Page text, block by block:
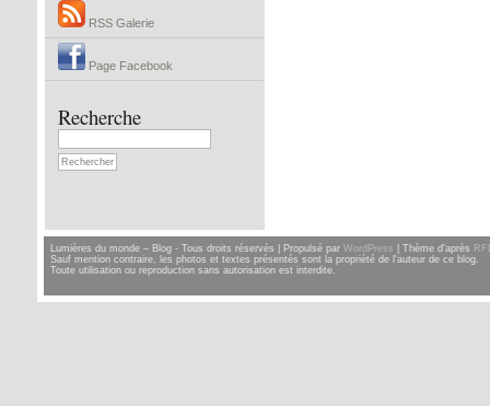
RSS Galerie
Page Facebook
Recherche
Lumières du monde – Blog - Tous droits réservés | Propulsé par WordPress | Thème d'après
Sauf mention contraire, les photos et textes présentés sont la propriété de l'auteur de ce blog.
Toute utilisation ou reproduction sans autorisation est interdite.